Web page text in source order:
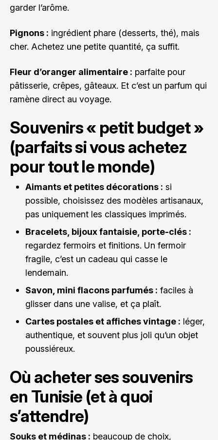
garder l’arôme.
Pignons : ingrédient phare (desserts, thé), mais
cher. Achetez une petite quantité, ça suffit.
Fleur d’oranger alimentaire : parfaite pour
pâtisserie, crêpes, gâteaux. Et c’est un parfum qui
ramène direct au voyage.
Souvenirs « petit budget »
(parfaits si vous achetez
pour tout le monde)
Aimants et petites décorations : si
possible, choisissez des modèles artisanaux,
pas uniquement les classiques imprimés.
Bracelets, bijoux fantaisie, porte-clés :
regardez fermoirs et finitions. Un fermoir
fragile, c’est un cadeau qui casse le
lendemain.
Savon, mini flacons parfumés : faciles à
glisser dans une valise, et ça plaît.
Cartes postales et affiches vintage : léger,
authentique, et souvent plus joli qu’un objet
poussiéreux.
Où acheter ses souvenirs
en Tunisie (et à quoi
s’attendre)
Souks et médinas : beaucoup de choix,